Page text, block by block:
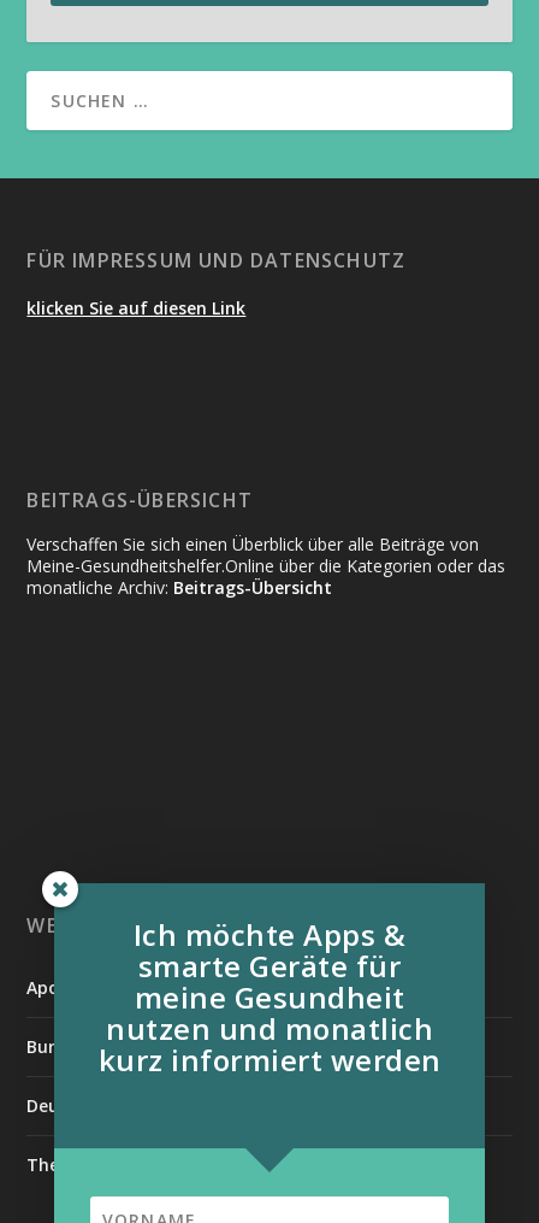
FÜR IMPRESSUM UND DATENSCHUTZ
klicken Sie auf diesen Link
BEITRAGS-ÜBERSICHT
Verschaffen Sie sich einen Überblick über alle Beiträge von
Meine-Gesundheitshelfer.Online über die Kategorien oder das
monatliche Archiv: Beitrags-Übersicht
WEITERE INFORMATIONSQUELLEN:
Apotheken Umschau
Bundesverband der Organtransplantierten e.V.
Deutsche Stiftung für chronisch Kranke
The Medical Futurist
Ich möchte Apps &
smarte Geräte für
meine Gesundheit
nutzen und monatlich
kurz informiert werden